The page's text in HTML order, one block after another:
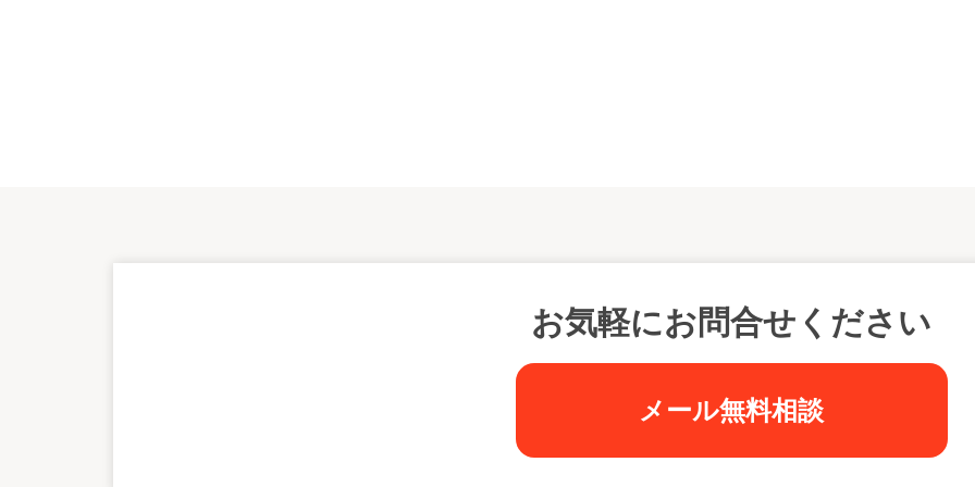
お気軽にお問合せください
メール無料相談